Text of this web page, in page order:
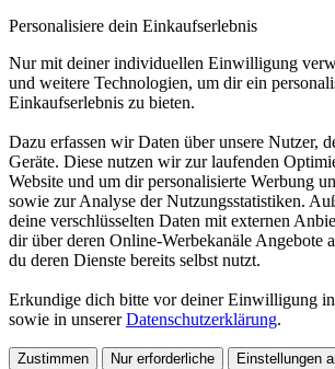
Personalisiere dein Einkaufserlebnis
Nur mit deiner individuellen Einwilligung
und weitere Technologien, um dir ein
Einkaufserlebnis zu bieten.
Dazu erfassen wir Daten über unsere Nutzer,
Geräte. Diese nutzen wir zur laufenden
Website und um dir personalisierte Werbung
sowie zur Analyse der Nutzungsstatistiken.
deine verschlüsselten Daten mit externen
dir über deren Online-Werbekanäle Angebote
du deren Dienste bereits selbst nutzt.
Erkundige dich bitte vor deiner Einwilligung
sowie in unsererDatenschutzerklärung.
Zustimmen Nur erforderliche Einstellungen